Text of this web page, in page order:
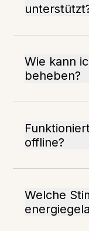
Wie kann
beheben?
offline?
Welche